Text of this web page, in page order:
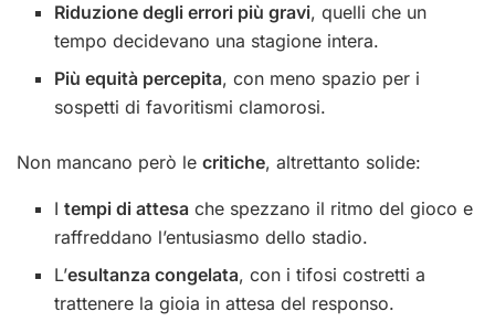
Riduzione degli errori più gravi, quelli che un
tempo decidevano una stagione intera.
Più equità percepita, con meno spazio per i
sospetti di favoritismi clamorosi.
Non mancano però le critiche, altrettanto solide:
Itempi di attesa che spezzano il ritmo del gioco e
raffreddano l’entusiasmo dello stadio.
L’esultanza congelata, con i tifosi costretti a
trattenere la gioia in attesa del responso.